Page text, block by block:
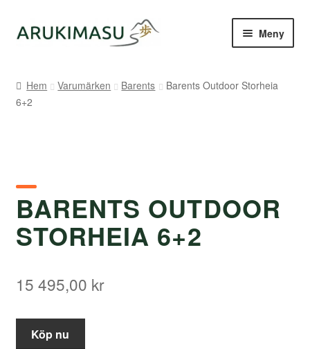
Hoppa
till
Hoppa
till
Meny
Kontakt
Varumärken
Väljare
Hem Varumärken Barents
Barents Outdoor Storheia
6+2
BARENTS OUTDOOR
STORHEIA 6+2
15 495,00 kr
Köp nu